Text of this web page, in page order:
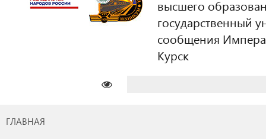
высшего
государственный
сообщения
Курск
ГЛАВНАЯ